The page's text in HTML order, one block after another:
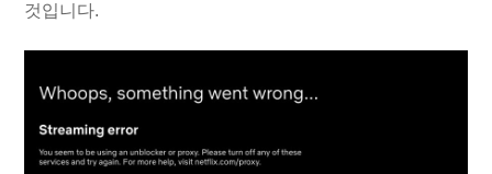
것입니다.